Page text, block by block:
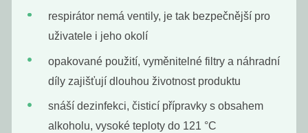
Šampuk Dvojitá
239 Kč
Šampuk
239Kč
respirátor nemá ventily, je tak bezpečnější pro
uživatele i jeho okolí
opakované použití, vyměnitelné filtry a náhradní
díly zajišťují dlouhou životnost produktu
snáší dezinfekci, čisticí přípravky s obsahem
alkoholu, vysoké teploty do 121 °C